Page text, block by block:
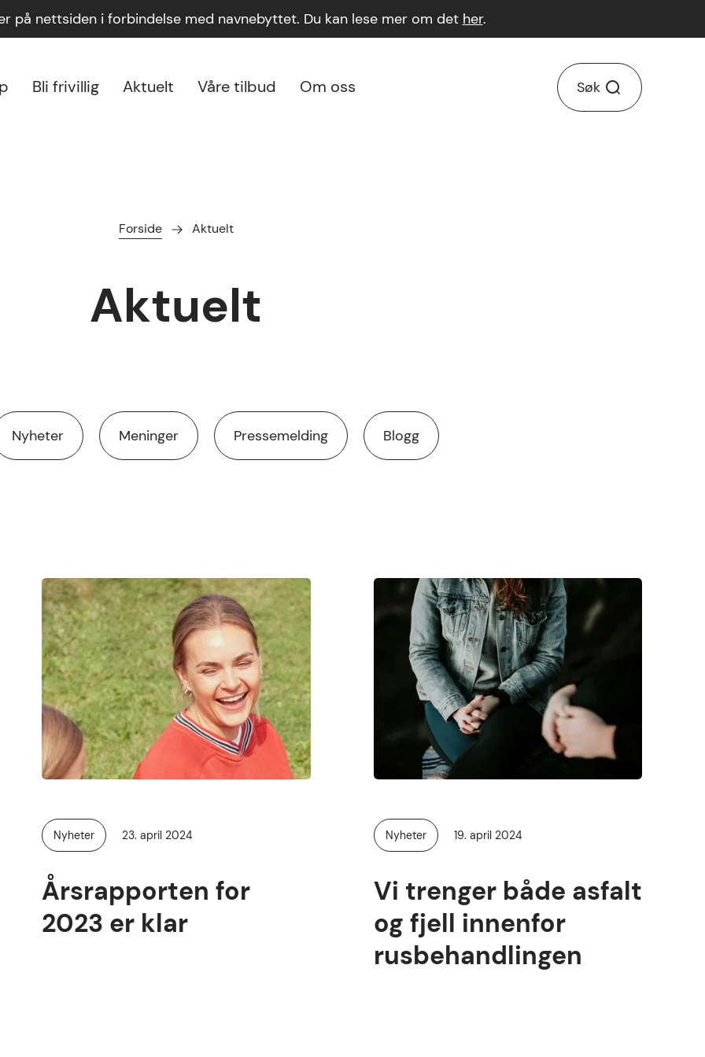
på nettsiden i forbindelse med navnebyttet. Du kan lese mer om det her.
Søk
Bli frivillig Aktuelt Våre tilbud Om oss
Forside Aktuelt
Aktuelt
Nyheter Meninger Pressemelding Blogg
Årsrapporten for
2023 er klar
Kategori:
Nyheter Publisert
23. april 2024
Vi trenger både asfalt
og fjell innenfor
rusbehandlingen
Kategori:
Nyheter Publisert
19. april 2024